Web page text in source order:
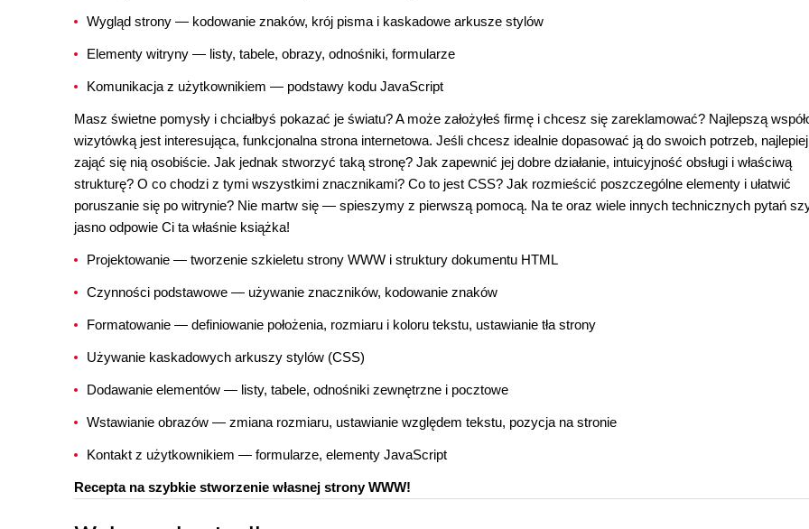
Wygląd strony — kodowanie znaków, krój pisma i kaskadowe arkusze stylów
Elementy witryny — listy, tabele, obrazy, odnośniki, formularze
Komunikacja z użytkownikiem — podstawy kodu JavaScript
Masz świetne pomysły i chciałbyś pokazać je światu? A może założyłeś firmę i chcesz się zareklamować? Najlepszą
wizytówką jest interesująca, funkcjonalna strona internetowa. Jeśli chcesz idealnie dopasować ją do swoich potrzeb, najlepiej
zająć się nią osobiście. Jak jednak stworzyć taką stronę? Jak zapewnić jej dobre działanie, intuicyjność obsługi i właściwą
strukturę? O co chodzi z tymi wszystkimi znacznikami? Co to jest CSS? Jak rozmieścić poszczególne elementy i ułatwić
poruszanie się po witrynie? Nie martw się — spieszymy z pierwszą pomocą. Na te oraz wiele innych technicznych pytań
jasno odpowie Ci ta właśnie książka!
Projektowanie — tworzenie szkieletu strony WWW i struktury dokumentu HTML
Czynności podstawowe — używanie znaczników, kodowanie znaków
Formatowanie — definiowanie położenia, rozmiaru i koloru tekstu, ustawianie tła strony
Używanie kaskadowych arkuszy stylów (CSS)
Dodawanie elementów — listy, tabele, odnośniki zewnętrzne i pocztowe
Wstawianie obrazów — zmiana rozmiaru, ustawianie względem tekstu, pozycja na stronie
Kontakt z użytkownikiem — formularze, elementy JavaScript
Recepta na szybkie stworzenie własnej strony WWW!